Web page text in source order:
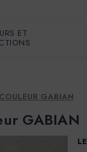
ET
GABIAN
GABIAN